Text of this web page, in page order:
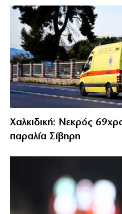
Χαλκιδική: Νεκρός
παραλία Σίβηρη